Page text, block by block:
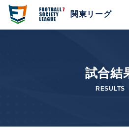
関東リーグ
試合結
RESULTS